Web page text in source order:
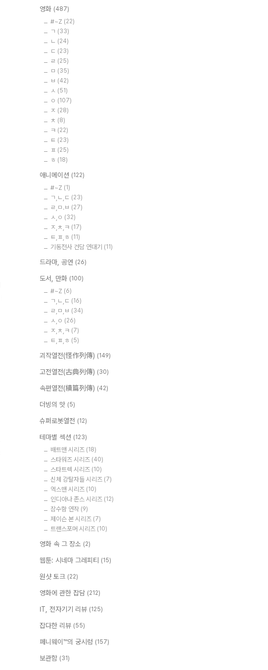
영화 (487)
#~Z (22)
ㄱ (33)
ㄴ (24)
ㄷ (23)
ㄹ (25)
ㅁ (35)
ㅂ (42)
ㅅ (51)
ㅇ (107)
ㅈ (28)
ㅊ (8)
ㅋ (22)
ㅌ (23)
ㅍ (25)
ㅎ (18)
애니메이션 (122)
#~Z (1)
ㄱ,ㄴ,ㄷ (23)
ㄹ,ㅁ.ㅂ (27)
ㅅ,ㅇ (32)
ㅈ,ㅊ,ㅋ (17)
ㅌ,ㅍ,ㅎ (11)
기동전사 건담 연대기 (11)
드라마, 공연 (26)
도서, 만화 (100)
#~Z (6)
ㄱ,ㄴ,ㄷ (16)
ㄹ,ㅁ,ㅂ (34)
ㅅ,ㅇ (26)
ㅈ,ㅊ,ㅋ (7)
ㅌ,ㅍ,ㅎ (5)
괴작열전(怪作列傳) (149)
고전열전(古典列傳) (30)
속편열전(續篇列傳) (42)
더빙의 맛 (5)
슈퍼로봇열전 (12)
테마별 섹션 (123)
배트맨 시리즈 (18)
스타워즈 시리즈 (40)
스타트렉 시리즈 (10)
신체 강탈자들 시리즈 (7)
엑스맨 시리즈 (10)
인디아나 존스 시리즈 (12)
잠수함 연작 (9)
제이슨 본 시리즈 (7)
트랜스포머 시리즈 (10)
영화 속 그 장소 (2)
웹툰: 시네마 그레피티 (15)
원샷 토크 (22)
영화에 관한 잡담 (212)
IT, 전자기기 리뷰 (125)
잡다한 리뷰 (55)
페니웨이™의 궁시렁 (157)
보관함 (31)